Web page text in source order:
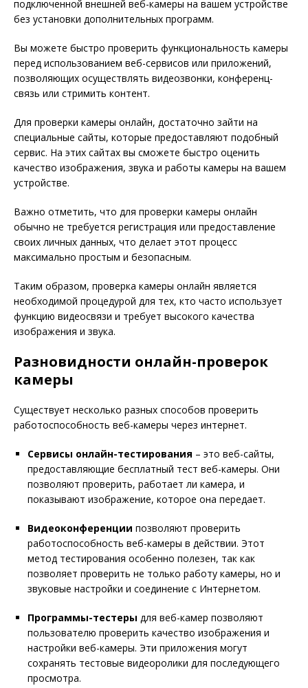
подключенной внешней веб-камеры на вашем устройстве
без установки дополнительных программ.
Вы можете быстро проверить функциональность камеры
перед использованием веб-сервисов или приложений,
позволяющих осуществлять видеозвонки, конференц-
связь или стримить контент.
Для проверки камеры онлайн, достаточно зайти на
специальные сайты, которые предоставляют подобный
сервис. На этих сайтах вы сможете быстро оценить
качество изображения, звука и работы камеры на вашем
устройстве.
Важно отметить, что для проверки камеры онлайн
обычно не требуется регистрация или предоставление
своих личных данных, что делает этот процесс
максимально простым и безопасным.
Таким образом, проверка камеры онлайн является
необходимой процедурой для тех, кто часто использует
функцию видеосвязи и требует высокого качества
изображения и звука.
Разновидности онлайн-проверок
камеры
Существует несколько разных способов проверить
работоспособность веб-камеры через интернет.
Сервисы онлайн-тестирования – это веб-сайты,
предоставляющие бесплатный тест веб-камеры. Они
позволяют проверить, работает ли камера, и
показывают изображение, которое она передает.
Видеоконференции позволяют проверить
работоспособность веб-камеры в действии. Этот
метод тестирования особенно полезен, так как
позволяет проверить не только работу камеры, но и
звуковые настройки и соединение с Интернетом.
Программы-тестеры для веб-камер позволяют
пользователю проверить качество изображения и
настройки веб-камеры. Эти приложения могут
сохранять тестовые видеоролики для последующего
просмотра.